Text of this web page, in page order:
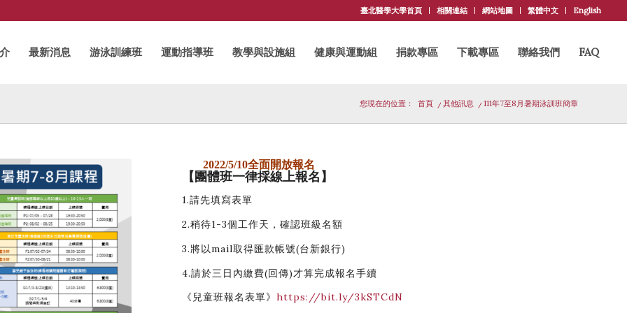
臺北醫學大學首頁 相關連結 網站地圖 繁體中文 English
最新消息 游泳訓練班 運動指導班 教學與設施組 健康與運動組 捐款專區 下載專區 聯絡我們 FAQ
您現在的位置： 首頁 / 其他訊息 / 111年7至8月暑期泳訓班簡章
2022/5/10全面開放報名
【團體班一律採線上報名】
1.請先填寫表單
2.稍待1-3個工作天，確認班級名額
3.將以mail取得匯款帳號(台新銀行)
4.請於三日內繳費(回傳)才算完成報名手續
《兒童班報名表單》https://bit.ly/3kSTCdN